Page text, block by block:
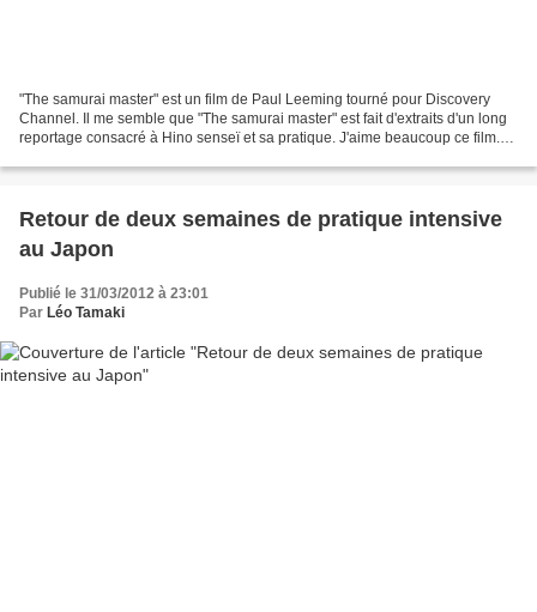
"The samurai master" est un film de Paul Leeming tourné pour Discovery
Channel. Il me semble que "The samurai master" est fait d'extraits d'un long
reportage consacré à Hino senseï et sa pratique. J'aime beaucoup ce film.
Retour de deux semaines de pratique intensive
au Japon
Publié le 31/03/2012 à 23:01
Par Léo Tamaki